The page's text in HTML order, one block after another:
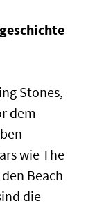
Stones,
dem
wie The
Beach
die